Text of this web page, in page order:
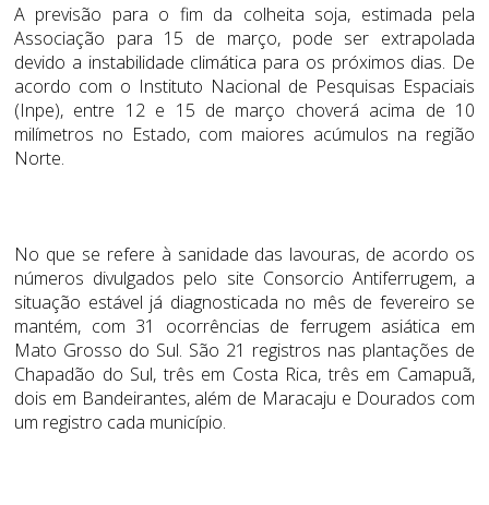
A previsão para o fim da colheita soja, estimada pela
Associação para 15 de março, pode ser extrapolada
devido a instabilidade climática para os próximos dias. De
acordo com o Instituto Nacional de Pesquisas Espaciais
(Inpe), entre 12 e 15 de março choverá acima de 10
milímetros no Estado, com maiores acúmulos na região
Norte.
No que se refere à sanidade das lavouras, de acordo os
números divulgados pelo site Consorcio Antiferrugem, a
situação estável já diagnosticada no mês de fevereiro se
mantém, com 31 ocorrências de ferrugem asiática em
Mato Grosso do Sul. São 21 registros nas plantações de
Chapadão do Sul, três em Costa Rica, três em Camapuã,
dois em Bandeirantes, além de Maracaju e Dourados com
um registro cada município.